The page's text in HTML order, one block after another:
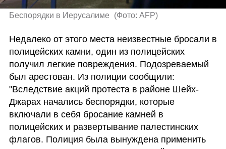
Беспорядки в Иерусалиме (Фото: AFP)
Недалеко от этого места неизвестные бросали в
полицейских камни, один из полицейских
получил легкие повреждения. Подозреваемый
был арестован. Из полиции сообщили:
"Вследствие акций протеста в районе Шейх-
Джарах начались беспорядки, которые
включали в себя бросание камней в
полицейских и развертывание палестинских
флагов. Полиция была вынуждена применить